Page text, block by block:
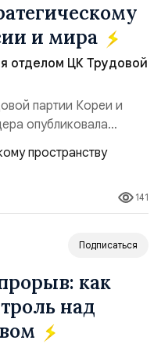
и мира
отделом ЦК Трудовой
партии Кореи и
опубликовала
проведение Токио
крылатых ракет
видимость
страны“ и выносит
вооружении на
141
Подписаться
как
над